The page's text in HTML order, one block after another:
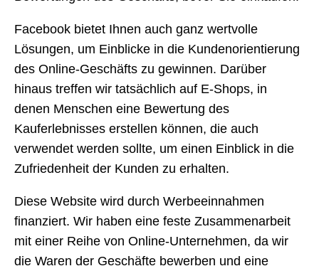
Facebook bietet Ihnen auch ganz wertvolle
Lösungen, um Einblicke in die Kundenorientierung
des Online-Geschäfts zu gewinnen. Darüber
hinaus treffen wir tatsächlich auf E-Shops, in
denen Menschen eine Bewertung des
Kauferlebnisses erstellen können, die auch
verwendet werden sollte, um einen Einblick in die
Zufriedenheit der Kunden zu erhalten.
Diese Website wird durch Werbeeinnahmen
finanziert. Wir haben eine feste Zusammenarbeit
mit einer Reihe von Online-Unternehmen, da wir
die Waren der Geschäfte bewerben und eine